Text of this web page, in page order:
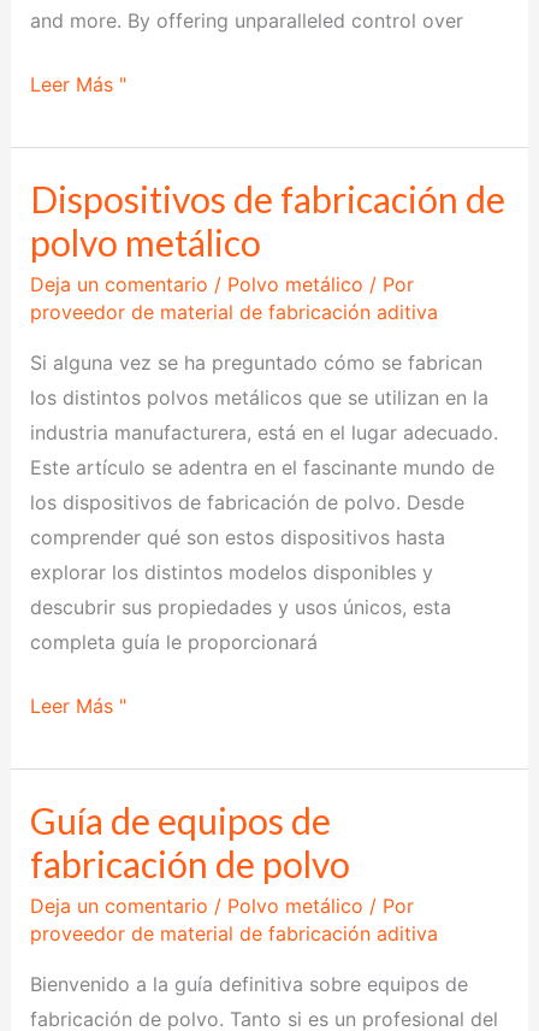
and more. By offering unparalleled control over
Leer Más "
Dispositivos de fabricación de
polvo metálico
Deja un comentario / Polvo metálico / Por
proveedor de material de fabricación aditiva
Si alguna vez se ha preguntado cómo se fabrican
los distintos polvos metálicos que se utilizan en la
industria manufacturera, está en el lugar adecuado.
Este artículo se adentra en el fascinante mundo de
los dispositivos de fabricación de polvo. Desde
comprender qué son estos dispositivos hasta
explorar los distintos modelos disponibles y
descubrir sus propiedades y usos únicos, esta
completa guía le proporcionará
Dispositivos
fabricación
de
metálico
Leer Más "
Guía de equipos de
fabricación de polvo
Deja un comentario / Polvo metálico / Por
proveedor de material de fabricación aditiva
Bienvenido a la guía definitiva sobre equipos de
fabricación de polvo. Tanto si es un profesional del
Guía
de
equipos
de
fabricación
de
polvo